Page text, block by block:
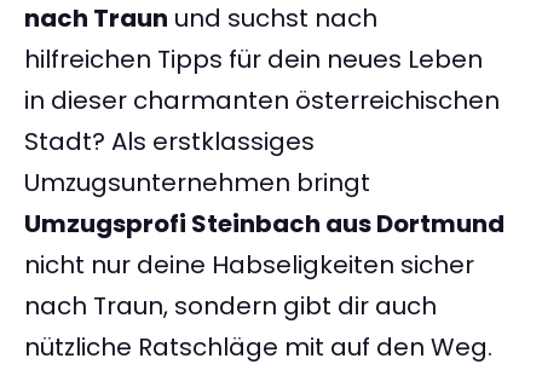
nach Traun und suchst nach
hilfreichen Tipps für dein neues Leben
in dieser charmanten österreichischen
Stadt? Als erstklassiges
Umzugsunternehmen bringt
Umzugsprofi Steinbach aus Dortmund
nicht nur deine Habseligkeiten sicher
nach Traun, sondern gibt dir auch
nützliche Ratschläge mit auf den Weg.